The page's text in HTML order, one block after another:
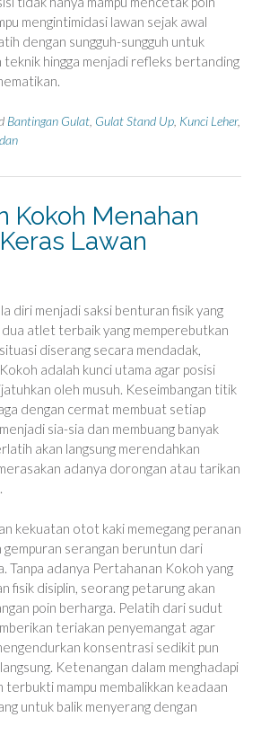
mengintimidasi lawan sejak awal
dengan sungguh-sungguh untuk
teknik hingga menjadi refleks bertanding
Bantingan Gulat Gulat Stand Up Kunci Leher,
Kokoh Menahan
Lawan
diri menjadi saksi benturan fisik yang
atlet terbaik yang memperebutkan
diserang secara mendadak,
adalah kunci utama agar posisi
oleh musuh. Keseimbangan titik
dengan cermat membuat setiap
sia-sia dan membuang banyak
akan langsung merendahkan
adanya dorongan atau tarikan
kekuatan otot kaki memegang peranan
gempuran serangan beruntun dari
Tanpa adanya Pertahanan Kokoh yang
fisik disiplin, seorang petarung akan
poin berharga. Pelatih dari sudut
teriakan penyemangat agar
konsentrasi sedikit pun
Ketenangan dalam menghadapi
mampu membalikkan keadaan
untuk balik menyerang dengan